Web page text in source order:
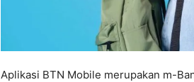
Aplikasi BTN Mobile merupakan m-